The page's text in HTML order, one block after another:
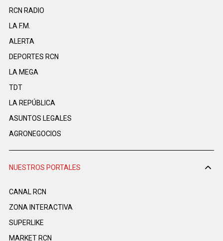
RCN RADIO
LA F.M.
ALERTA
DEPORTES RCN
LA MEGA
TDT
LA REPÚBLICA
ASUNTOS LEGALES
AGRONEGOCIOS
NUESTROS PORTALES
CANAL RCN
ZONA INTERACTIVA
SUPERLIKE
MARKET RCN